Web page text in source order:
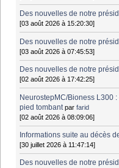
Des nouvelles de notre
[03 août 2026 à 15:20:30]
Des nouvelles de notre
[03 août 2026 à 07:45:53]
Des nouvelles de notre
[02 août 2026 à 17:42:25]
NeurostepMC/Bioness L300
pied tombant parfarid
[02 août 2026 à 08:09:06]
Informations suite au décès
[30 juillet 2026 à 11:47:14]
Des nouvelles de notre